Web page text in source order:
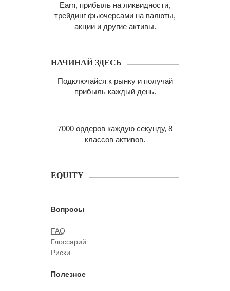
Earn, прибыль на ликвидности,
трейдинг фьючерсами на валюты,
акции и другие активы.
НАЧИНАЙ ЗДЕСЬ
Подключайся к рынку и получай
прибыль каждый день.
7000 ордеров каждую секунду, 8
классов активов.
EQUITY
Вопросы
FAQ
Глоссарий
Риски
Полезное